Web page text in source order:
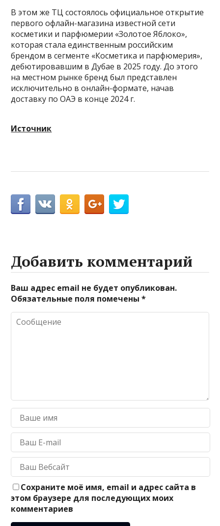
В этом же ТЦ состоялось официальное открытие
первого офлайн-магазина известной сети
косметики и парфюмерии «Золотое Яблоко»,
которая стала единственным российским
брендом в сегменте «Косметика и парфюмерия»,
дебютировавшим в Дубае в 2025 году. До этого
на местном рынке бренд был представлен
исключительно в онлайн-формате, начав
доставку по ОАЭ в конце 2024 г.
Источник
Добавить комментарий
Ваш адрес email не будет опубликован.
Обязательные поля помечены*
Сохраните моё имя, email и адрес сайта в
этом браузере для последующих моих
комментариев